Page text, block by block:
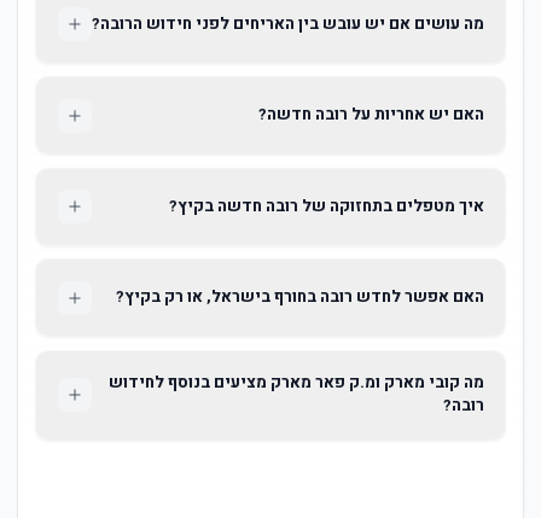
מה עושים אם יש עובש בין האריחים לפני חידוש הרובה?
האם יש אחריות על רובה חדשה?
איך מטפלים בתחזוקה של רובה חדשה בקיץ?
האם אפשר לחדש רובה בחורף בישראל, או רק בקיץ?
מה קובי מארק ומ.ק פאר מארק מציעים בנוסף לחידוש
רובה?